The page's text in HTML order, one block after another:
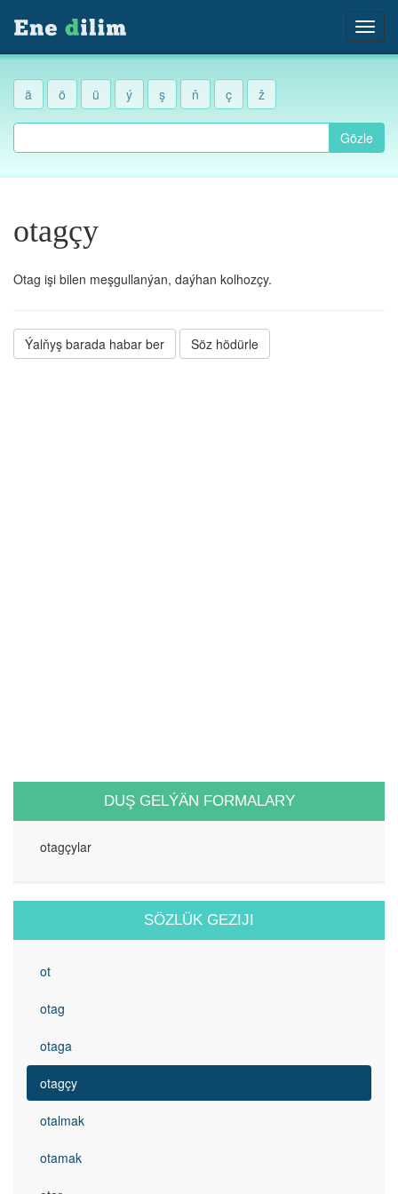
ä ö ü ý ş ň ç ž
Gözle
otagçy
Otag işi bilen meşgullanýan, daýhan kolhozçy.
Ýalňyş barada habar ber Söz hödürle
DUŞ GELÝÄN FORMALARY
otagçylar
SÖZLÜK GEZIJI
ot
otag
otaga
otagçy
otalmak
otamak